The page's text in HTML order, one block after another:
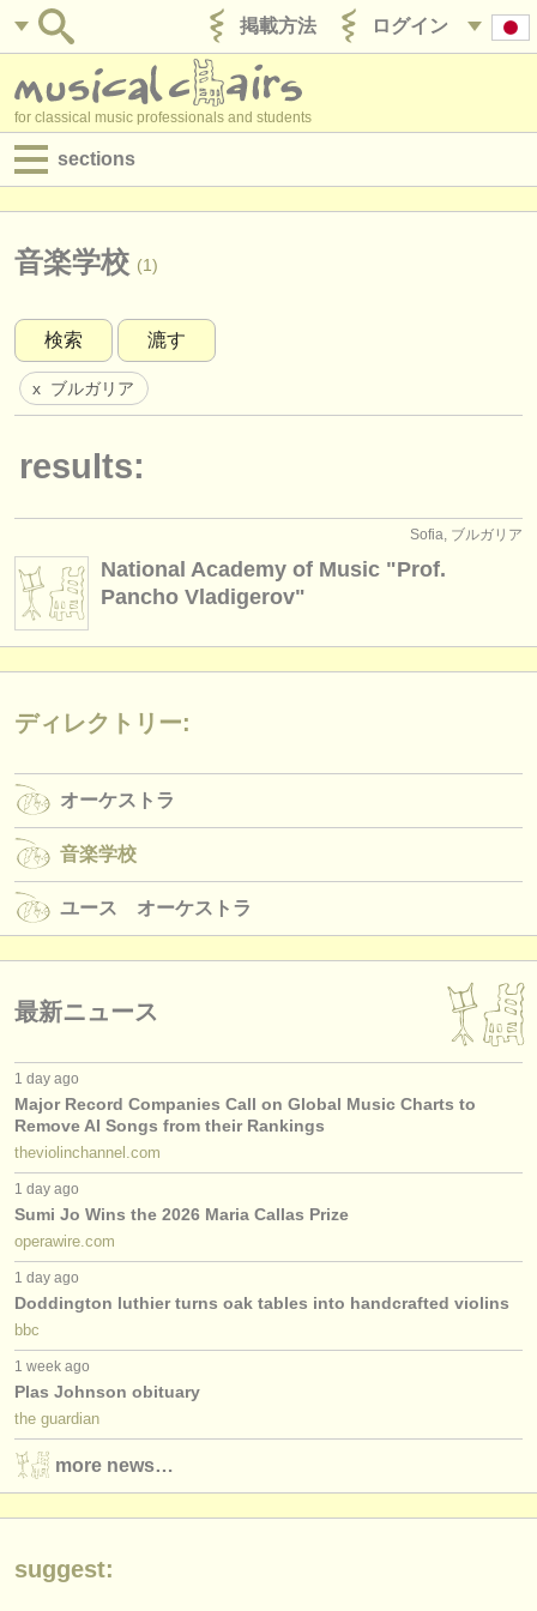
ログイン
掲載方法
for classical music professionals and students
sections
求人情報 (演奏関係の職)
求人情報 (管理者関連の職)
degree courses
講習会
楽器の販売
盗まれた楽器
ユース オーケストラ
musicalchairs:
musicalchairsについて
お問い合わせ
出版社:
掲載方法
find out about ourATS
ATS
ログイン
音楽学校 (1)
検索 漉す
x ブルガリア
results:
Sofia, ブルガリア
National Academy of Music "Prof.
Pancho Vladigerov"
ディレクトリー:
オーケストラ
音楽学校
ユース オーケストラ
最新ニュース
1 day ago
Major Record Companies Call on Global Music Charts to
Remove AI Songs from their Rankings
theviolinchannel.com
1 day ago
Sumi Jo Wins the 2026 Maria Callas Prize
operawire.com
1 day ago
Doddington luthier turns oak tables into handcrafted violins
bbc
1 week ago
Plas Johnson obituary
the guardian
more news…
suggest: